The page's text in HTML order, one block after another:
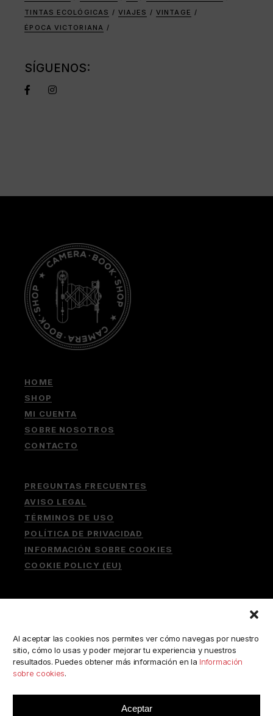
Al aceptar las cookies nos permites ver cómo navegas por nuestro
sitio, cómo lo usas y poder mejorar tu experiencia y nuestros
resultados. Puedes obtener más información en la Información
sobre cookies.
Aceptar
TINTAS ECOLÓGICAS
VIAJES
VINTAGE
ÉPOCA VICTORIANA
SÍGUENOS:
HOME
SHOP
MI CUENTA
SOBRE NOSOTROS
CONTACTO
PREGUNTAS FRECUENTES
AVISO LEGAL
TÉRMINOS DE USO
POLÍTICA DE PRIVACIDAD
INFORMACIÓN SOBRE COOKIES
COOKIE POLICY (EU)
Buscar: